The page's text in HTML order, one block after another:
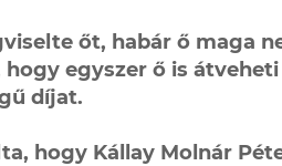
őt, habár ő maga
egyszer ő is
díjat.
hogy Kállay Molnár